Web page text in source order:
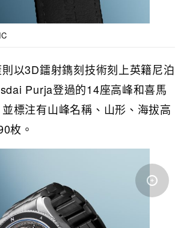
以3D鐳射鐫刻技術刻上英籍尼泊
Purja登過的14座高峰和喜馬
標注有山峰名稱、山形、海拔高
枚。